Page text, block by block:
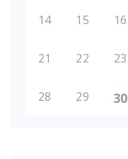
14 15 16
21 22 23
28 29 30